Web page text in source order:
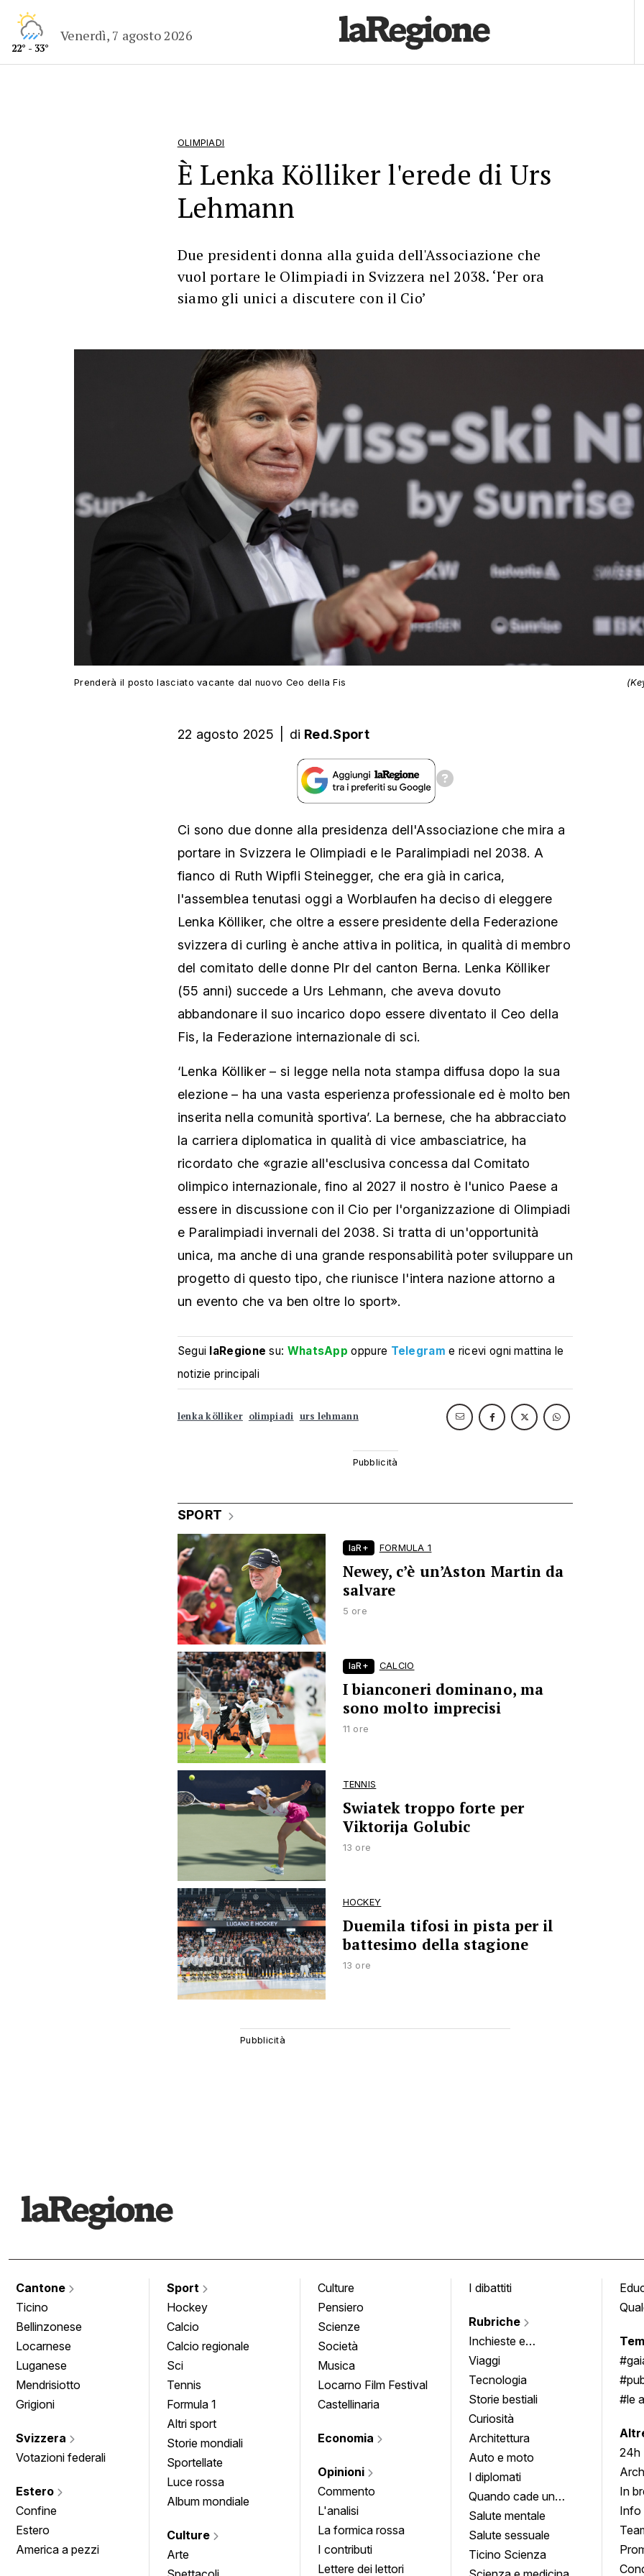
22° - 33°
Venerdì, 7 agosto 2026
OLIMPIADI
È Lenka Kölliker l'erede di Urs
Lehmann
Due presidenti donna alla guida dell'Associazione che
vuol portare le Olimpiadi in Svizzera nel 2038. ‘Per ora
siamo gli unici a discutere con il Cio’
Prenderà il posto lasciato vacante dal nuovo Ceo della Fis
22 agosto 2025 di Red.Sport
Ci sono due donne alla presidenza dell'Associazione che mira a
portare in Svizzera le Olimpiadi e le Paralimpiadi nel 2038. A
fianco di Ruth Wipfli Steinegger, che era già in carica,
l'assemblea tenutasi oggi a Worblaufen ha deciso di eleggere
Lenka Kölliker, che oltre a essere presidente della Federazione
svizzera di curling è anche attiva in politica, in qualità di membro
del comitato delle donne Plr del canton Berna. Lenka Kölliker
(55 anni) succede a Urs Lehmann, che aveva dovuto
abbandonare il suo incarico dopo essere diventato il Ceo della
Fis, la Federazione internazionale di sci.
‘Lenka Kölliker – si legge nella nota stampa diffusa dopo la sua
elezione – ha una vasta esperienza professionale ed è molto ben
inserita nella comunità sportiva’. La bernese, che ha abbracciato
la carriera diplomatica in qualità di vice ambasciatrice, ha
ricordato che «grazie all'esclusiva concessa dal Comitato
olimpico internazionale, fino al 2027 il nostro è l'unico Paese a
essere in discussione con il Cio per l'organizzazione di Olimpiadi
e Paralimpiadi invernali del 2038. Si tratta di un'opportunità
unica, ma anche di una grande responsabilità poter sviluppare un
progetto di questo tipo, che riunisce l'intera nazione attorno a
un evento che va ben oltre lo sport».
Segui laRegione su: WhatsApp oppure Telegram e ricevi ogni mattina le
notizie principali
lenka kölliker olimpiadi urs lehmann
SPORT
laR+ FORMULA 1
Newey, c’è un’Aston Martin da
salvare
5 ore
laR+ CALCIO
I bianconeri dominano, ma
sono molto imprecisi
11 ore
TENNIS
Swiatek troppo forte per
Viktorija Golubic
13 ore
HOCKEY
Duemila tifosi in pista per il
battesimo della stagione
13 ore
Cantone
Ticino
Bellinzonese
Locarnese
Luganese
Mendrisiotto
Grigioni
Svizzera
Votazioni federali
Estero
Confine
Estero
America a pezzi
Sport
Hockey
Calcio
Calcio regionale
Sci
Tennis
Formula 1
Altri sport
Storie mondiali
Sportellate
Luce rossa
Album mondiale
Culture
Arte
Culture
Pensiero
Scienze
Società
Musica
Locarno Film Festival
Castellinaria
Economia
Opinioni
Commento
L'analisi
La formica rossa
I contributi
Lettere dei lettori
I dibattiti
Rubriche
Inchieste e
approfondimenti
Viaggi
Tecnologia
Storie bestiali
Curiosità
Architettura
Auto e moto
I diplomati
Quando cade un
quadro
Salute mentale
Salute sessuale
Ticino Scienza
#le
24h
In
Info